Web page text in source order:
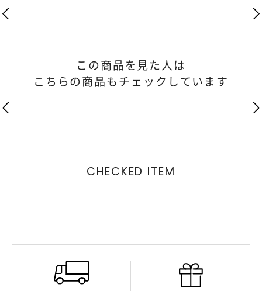
この商品を見た人は
こちらの商品もチェックしています
CHECKED ITEM